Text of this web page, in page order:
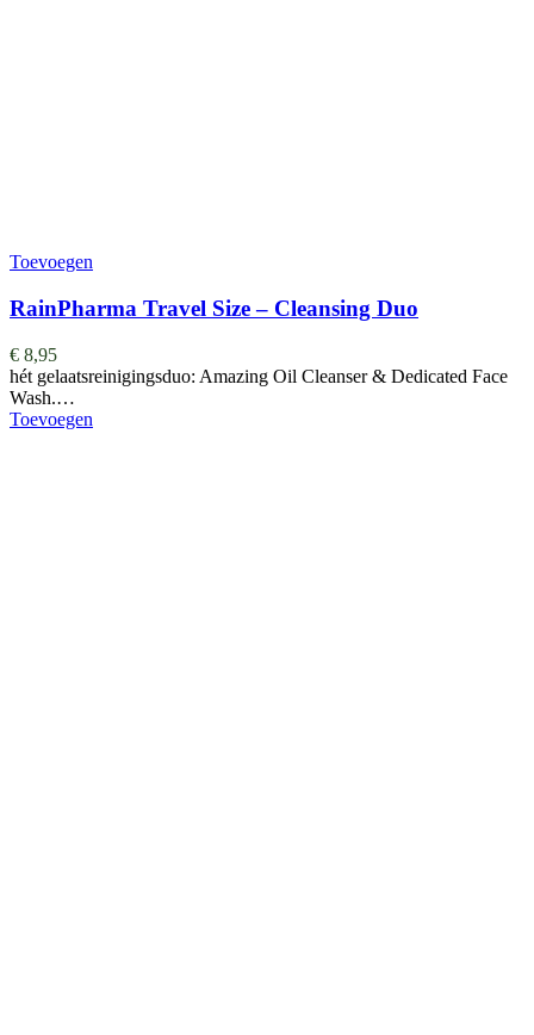
Toevoegen
RainPharma Travel Size – Cleansing Duo
€ 8,95
hét gelaatsreinigingsduo: Amazing Oil Cleanser & Dedicated Face
Wash.…
Toevoegen